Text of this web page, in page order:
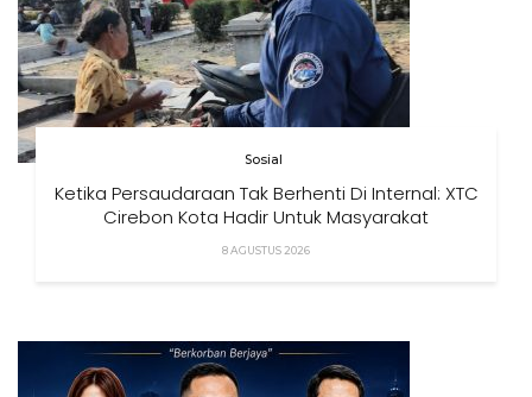
Sosial
Ketika Persaudaraan Tak Berhenti Di Internal: XTC
Cirebon Kota Hadir Untuk Masyarakat
8 AGUSTUS 2026